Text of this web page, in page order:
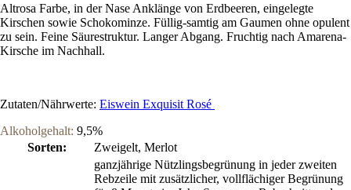
Altrosa Farbe, in der Nase Anklänge von Erdbeeren, eingelegte
Kirschen sowie Schokominze. Füllig-samtig am Gaumen ohne opulent
zu sein. Feine Säurestruktur. Langer Abgang. Fruchtig nach Amarena-
Kirsche im Nachhall.
Zutaten/Nährwerte: Eiswein Exquisit Rosé
Alkoholgehalt: 9,5%
Sorten:
Zweigelt, Merlot
ganzjährige Nützlingsbegrünung in jeder zweiten
Rebzeile mit zusätzlicher, vollflächiger Begrünung